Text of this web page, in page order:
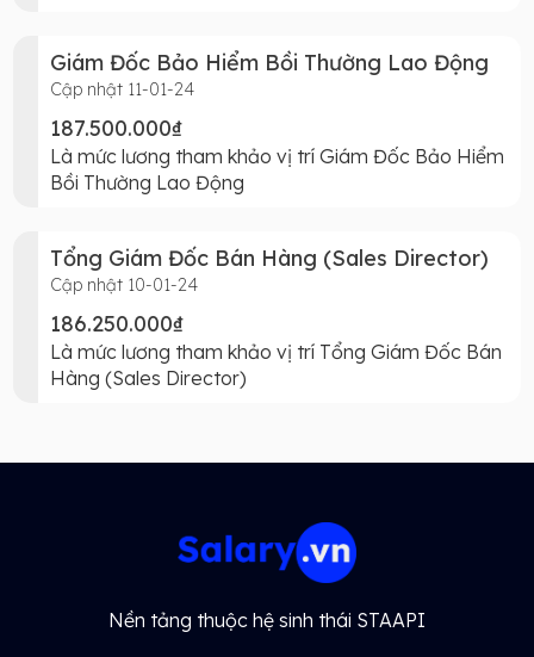
Giám Đốc Bảo Hiểm Bồi Thường Lao Động
Cập nhật 11-01-24
187.500.000₫
Là mức lương tham khảo vị trí Giám Đốc Bảo Hiểm
Bồi Thường Lao Động
Tổng Giám Đốc Bán Hàng (Sales Director)
Cập nhật 10-01-24
186.250.000₫
Là mức lương tham khảo vị trí Tổng Giám Đốc Bán
Hàng (Sales Director)
Nền tảng thuộc hệ sinh thái STAAPI